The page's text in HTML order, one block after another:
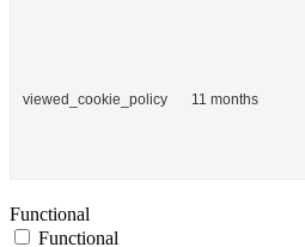
viewed_cookie_policy 11 months
Functional
Functional